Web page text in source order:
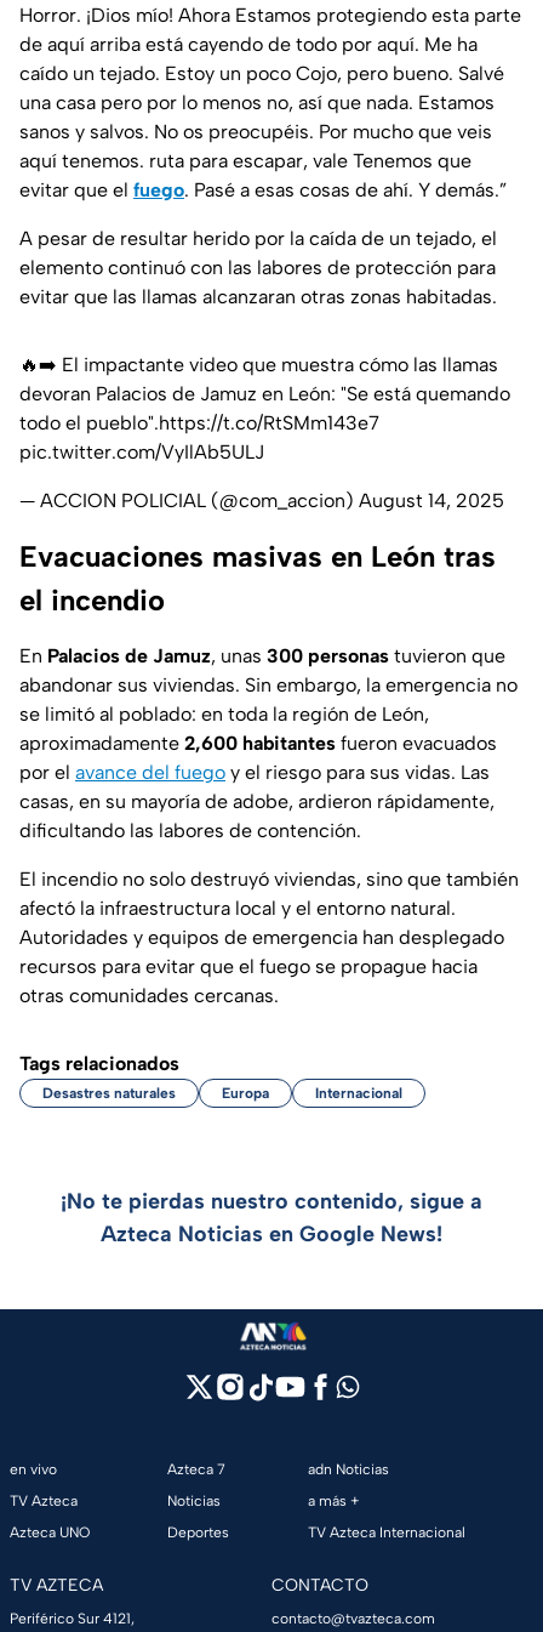
Horror. ¡Dios mío! Ahora Estamos protegiendo esta parte
de aquí arriba está cayendo de todo por aquí. Me ha
caído un tejado. Estoy un poco Cojo, pero bueno. Salvé
una casa pero por lo menos no, así que nada. Estamos
sanos y salvos. No os preocupéis. Por mucho que veis
aquí tenemos. ruta para escapar, vale Tenemos que
evitar que el fuego. Pasé a esas cosas de ahí. Y demás.”
A pesar de resultar herido por la caída de un tejado, el
elemento continuó con las labores de protección para
evitar que las llamas alcanzaran otras zonas habitadas.
🔥➡️ El impactante video que muestra cómo las llamas
devoran Palacios de Jamuz en León: "Se está quemando
todo el pueblo".https://t.co/RtSMm143e7
pic.twitter.com/VyIlAb5ULJ
— ACCION POLICIAL (@com_accion) August 14, 2025
Evacuaciones masivas en León tras
el incendio
En Palacios de Jamuz, unas 300 personas tuvieron que
abandonar sus viviendas. Sin embargo, la emergencia no
se limitó al poblado: en toda la región de León,
aproximadamente 2,600 habitantes fueron evacuados
por el avance del fuego y el riesgo para sus vidas. Las
casas, en su mayoría de adobe, ardieron rápidamente,
dificultando las labores de contención.
El incendio no solo destruyó viviendas, sino que también
afectó la infraestructura local y el entorno natural.
Autoridades y equipos de emergencia han desplegado
recursos para evitar que el fuego se propague hacia
otras comunidades cercanas.
Tags relacionados
Desastres naturales Europa Internacional
¡No te pierdas nuestro contenido, sigue a
Azteca Noticias en Google News!
en vivo
TV Azteca
Azteca UNO
Azteca 7
Noticias
Deportes
adn Noticias
a más +
TV Azteca Internacional
TV AZTECA
Periférico Sur 4121,
CONTACTO
contacto@tvazteca.com